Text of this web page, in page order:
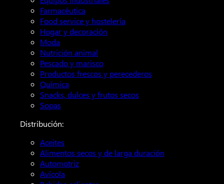
Farmacéutica
Food service y hostelería
Hogar y decoración
Moda
Nutrición animal
Pescado y marisco
Productos frescos y perecederos
Química
Snacks, dulces y frutos secos
Sopas
Distribución:
Aceites
Alimentos secos y de larga duración
Automotriz
Avícola